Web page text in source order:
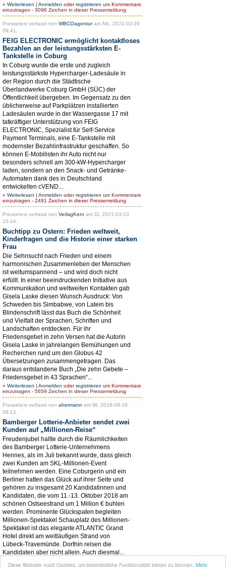
Diese Website nutzt Cookies, um bestmögliche Funktionalität bieten zu können. Mehr
» Weiterlesen | Anmelden oderregistrieren um Kommentare
einzutragen - 3096 Zeichen in dieser Pressemeldung
Pressetext verfasst von WBCOagenturam Mo, 2021-03-29
09:41.
FEIG ELECTRONIC ermöglicht kontaktloses
Bezahlen an der leistungsstärksten E-
Tankstelle in Coburg
In Coburg wurde die erste und zugleich
leistungsstärkste Hypercharger-Ladesäule in
der Region durch die Städtische
Überlandwerke Coburg GmbH (SÜC) der
Öffentlichkeit übergeben. Im Gegensatz zu den
üblicherweise auf Parkplätzen installierten
Ladesäulen wurde in der Wassergasse 17 mit
tatkräftiger Unterstützung von FEIG
ELECTRONIC, Spezialist für Self-Service
Payment Terminals, eine E-Tankstelle mit
modernster Bezahlinfrastruktur geschaffen. So
können E-Mobilisten ihr Auto nicht nur
besonders schnell am 300-kW-Hypercharger
laden, sondern an den Snack- und Getränke-
Automaten dank des in Deutschland
entwickelten cVEND...
» Weiterlesen | Anmelden oderregistrieren um Kommentare
einzutragen - 2491 Zeichen in dieser Pressemeldung
Pressetext verfasst von VerlagKern am Di, 2021-03-23
15:44.
Buchtipp zu Ostern: Frieden weltweit,
Kinderfragen und die Historie einer starken
Frau
Die Sehnsucht nach Frieden und einem
harmonischen Zusammenleben der Menschen
ist weltumspannend – und wird doch nicht
erfüllt. In einer beeindruckenden Initiative aus
Kommunikation und weltweiten Kontakten gab
Gisela Laske diesen Wunsch Ausdruck: Von
Schweden bis Simbabwe, von Latein bis
Blindenschrift lässt das Buch die Schönheit
und Vielfalt der Sprachen, Schriften und
Landschaften entdecken. Für ihr
Friedensgebet in zehn Versen hat die Autorin
Gisela Laske in jahrelangen Bemühungen und
Recherchen rund um den Globus 42
Übersetzungen zusammengetragen. Das
daraus entstandene Buch „Die zehn Gebete –
Friedensgebet in 43 Sprachen“...
» Weiterlesen | Anmelden oderregistrieren um Kommentare
einzutragen - 5659 Zeichen in dieser Pressemeldung
Pressetext verfasst von ahermann am Mi, 2018-09-19
08:12.
Bamberger Lotterie-Anbieter sendet zwei
Kunden auf „Millionen-Reise“
Freudenjubel hallte durch die Räumlichkeiten
des Bamberger Lotterie-Unternehmens
Hennes, als im Juli bekannt wurde, dass gleich
zwei Kunden am SKL-Millionen-Event
teilnehmen werden. Eine Coburgerin und ein
Berliner hatten das Glück auf ihrer Seite und
gehören zu insgesamt 20 Kandidatinnen und
Kandidaten, die vom 11.-13. Oktober 2018 am
schönen Ostseestrand um 1 Million € buhlen
werden. Prominente Glückspaten begleiten
Millionen-Spektakel Schauplatz des Millionen-
Spektakel ist das elegante ATLANTIC Grand
Hotel direkt am weitläufigen Strand von
Lübeck-Travemünde. Dorthin reisen die
Kandidaten aber nicht allein. Auch diesmal...